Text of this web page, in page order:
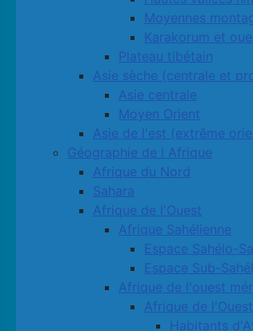
Moyennes
Karakorum et
Plateau tibétain
Asie sèche (centrale et
Asie centrale
Moyen Orient
Asie de l'est (extrême
Géographie de l Afrique
Afrique du Nord
Sahara
Afrique de l'Ouest
Afrique Sahélienne
Espace Sahélo-
Espace Sub-
Afrique de l'ouest
Afrique de
Habitants